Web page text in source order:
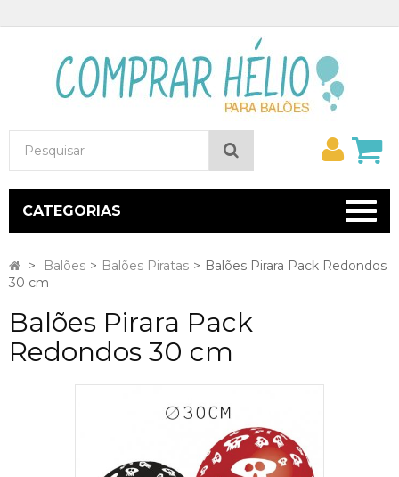
conta
CATEGORIAS
> Balões > Balões Piratas > Balões Pirara Pack Redondos
30 cm
Balões Pirara Pack
Redondos 30 cm